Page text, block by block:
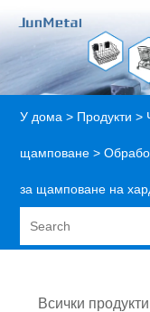
У дома > Продукти >
щамповане >
за щамповане на
Всички продукти